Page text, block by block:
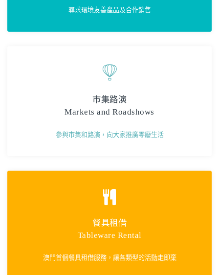
尋求環境友善產品及合作銷售
市集路演
Markets and Roadshows
參與市集和路演，向大家推廣零廢生活
餐具租借
Tableware Rental
澳門首個餐具租借服務，讓各類型的活動走即棄